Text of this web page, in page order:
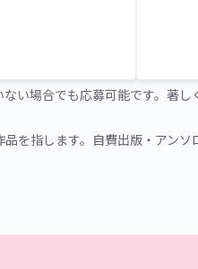
い場合でも応募可能です。著し
を指します。自費出版・アンソ